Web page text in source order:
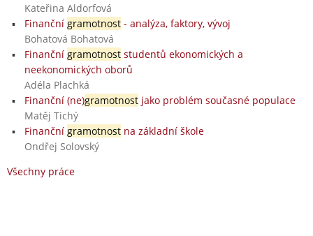
Kateřina Aldorfová
Finanční gramotnost- analýza, faktory, vývoj
Bohatová Bohatová
Finanční gramotnoststudentů ekonomických a
neekonomických oborů
Adéla Plachká
Finanční (ne)gramotnostjako problém současné populace
Matěj Tichý
Finanční gramotnostna základní škole
Ondřej Solovský
Všechny práce